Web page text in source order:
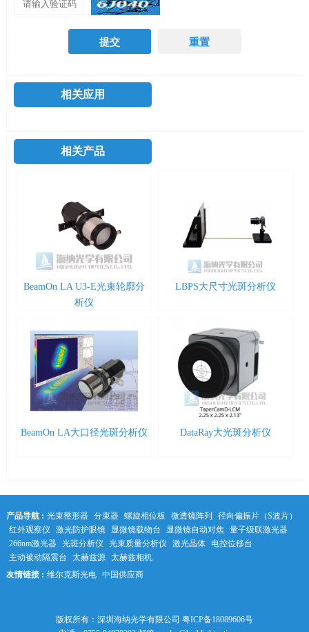
相关应用
相关产品
BeamOn LA U3-E光束轮廓分
析仪
LBPS大尺寸光斑分析仪
BeamOn LA大口径光斑分析仪 DataRay大光斑分析仪
产品导航 : 光束整形器 分束器 螺旋相位板 微透镜阵列
径向偏振片（S波片）
红外观察仪
激光防护眼镜 显微镜载物台 显微镜自动对焦 量子级联激光器
266nm激光器 光斑分析仪 光束质量分析仪 激光晶体
电控位移台
主动被动隔震台
太赫兹源 太赫兹相机
友情链接 : 维尔克斯光电 中国供应商
版权所有：深圳海纳光学有限公司 粤ICP备18089606号